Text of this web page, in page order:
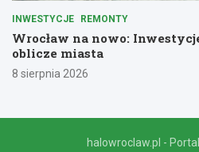
INWESTYCJE REMONTY
Wrocław na nowo:
oblicze miasta
8 sierpnia 2026
halowroclaw.pl -